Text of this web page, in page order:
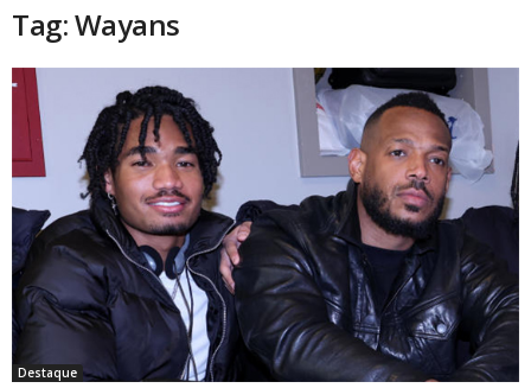
Tag: Wayans
Destaque